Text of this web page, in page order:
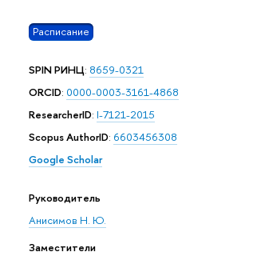
Расписание
SPIN РИНЦ: 8659-0321
ORCID: 0000-0003-3161-4868
ResearcherID: I-7121-2015
Scopus AuthorID: 6603456308
Google Scholar
Руководитель
Анисимов Н. Ю.
Заместители